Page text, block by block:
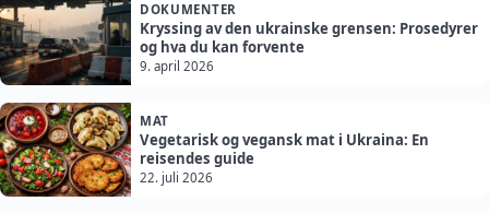
DOKUMENTER
Kryssing av den ukrainske grensen: Prosedyrer
og hva du kan forvente
9. april 2026
MAT
Vegetarisk og vegansk mat i Ukraina: En
reisendes guide
22. juli 2026